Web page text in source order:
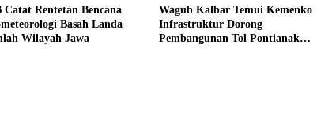
Catat Rentetan Bencana
Basah Landa
Wilayah Jawa
Wagub Kalbar Temui Kemenko
Infrastruktur Dorong
Pembangunan Tol Pontianak